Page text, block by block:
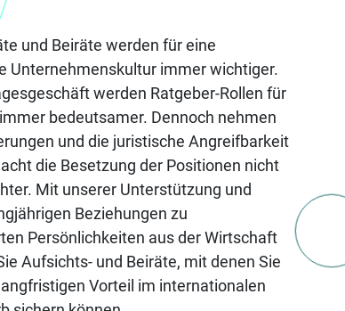
und Beiräte werden für eine
Unternehmenskultur immer wichtiger.
werden Ratgeber-Rollen für
bedeutsamer. Dennoch nehmen
und die juristische Angreifbarkeit
die Besetzung der Positionen nicht
Mit unserer Unterstützung und
Beziehungen zu
Persönlichkeiten aus der Wirtschaft
Aufsichts- und Beiräte, mit denen Sie
Vorteil im internationalen